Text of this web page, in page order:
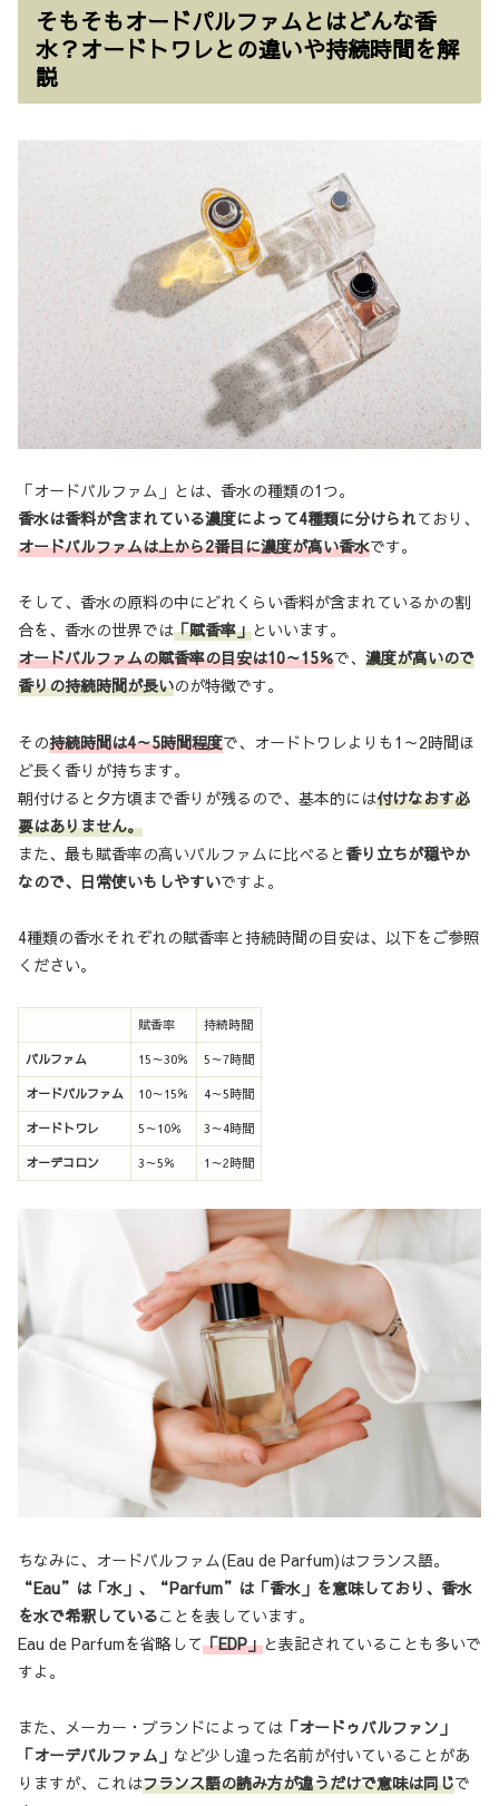
そもそもオードパルファムとはどんな香
水？オードトワレとの違いや持続時間を解
説
「オードパルファム」とは、香水の種類の1つ。
香水は香料が含まれている濃度によって4種類に分けられており、
オードパルファムは上から2番目に濃度が高い香水です。
そして、香水の原料の中にどれくらい香料が含まれているかの割
合を、香水の世界では「賦香率」といいます。
オードパルファムの賦香率の目安は10～15％で、 濃度が高いので
香りの持続時間が長いのが特徴です。
その持続時間は4～5時間程度で、オードトワレよりも1～2時間ほ
ど長く香りが持ちます。
朝付けると夕方頃まで香りが残るので、基本的には付けなおす必
要はありません。
また、最も賦香率の高いパルファムに比べると香り立ちが穏やか
なので、日常使いもしやすいですよ。
4種類の香水それぞれの賦香率と持続時間の目安は、以下をご参照
ください。
賦香率 持続時間
パルファム 15～30％ 5～7時間
オードパルファム 10～15％ 4～5時間
オードトワレ 5～10％ 3～4時間
オーデコロン 3～5％ 1～2時間
ちなみに、オードパルファム(Eau de Parfum)はフランス語。
“Eau”は「水」、“Parfum”は「香水」を意味しており、香水
を水で希釈していることを表しています。
Eau de Parfumを省略して「EDP」と表記されていることも多いで
すよ。
また、メーカー・ブランドによっては 「オードゥパルファン」
「オーデパルファム」 など少し違った名前が付いていることがあ
りますが、これはフランス語の読み方が違うだけで意味は同じで